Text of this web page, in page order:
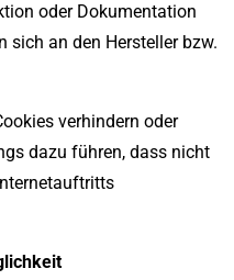
oder Dokumentation
sich an den Hersteller bzw.
verhindern oder
dazu führen, dass nicht